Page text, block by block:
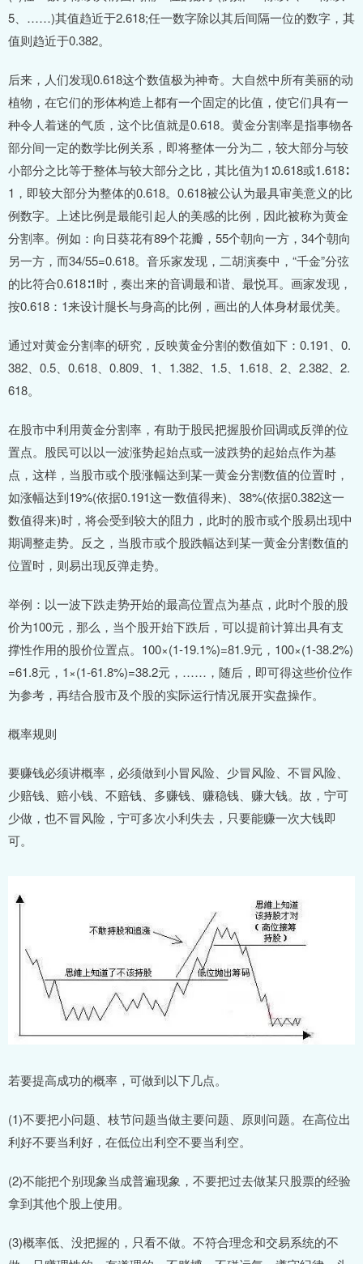
5、……)其值趋近于2.618;任一数字除以其后间隔一位的数字，其
值则趋近于0.382。
后来，人们发现0.618这个数值极为神奇。大自然中所有美丽的动
植物，在它们的形体构造上都有一个固定的比值，使它们具有一
种令人着迷的气质，这个比值就是0.618。黄金分割率是指事物各
部分间一定的数学比例关系，即将整体一分为二，较大部分与较
小部分之比等于整体与较大部分之比，其比值为1∶0.618或1.618∶
1，即较大部分为整体的0.618。0.618被公认为最具审美意义的比
例数字。上述比例是最能引起人的美感的比例，因此被称为黄金
分割率。例如：向日葵花有89个花瓣，55个朝向一方，34个朝向
另一方，而34/55=0.618。音乐家发现，二胡演奏中，“千金”分弦
的比符合0.618∶1时，奏出来的音调最和谐、最悦耳。画家发现，
按0.618：1来设计腿长与身高的比例，画出的人体身材最优美。
通过对黄金分割率的研究，反映黄金分割的数值如下：0.191、0.
382、0.5、0.618、0.809、1、1.382、1.5、1.618、2、2.382、2.
618。
在股市中利用黄金分割率，有助于股民把握股价回调或反弹的位
置点。股民可以以一波涨势起始点或一波跌势的起始点作为基
点，这样，当股市或个股涨幅达到某一黄金分割数值的位置时，
如涨幅达到19%(依据0.191这一数值得来)、38%(依据0.382这一
数值得来)时，将会受到较大的阻力，此时的股市或个股易出现中
期调整走势。反之，当股市或个股跌幅达到某一黄金分割数值的
位置时，则易出现反弹走势。
举例：以一波下跌走势开始的最高位置点为基点，此时个股的股
价为100元，那么，当个股开始下跌后，可以提前计算出具有支
撑性作用的股价位置点。100×(1-19.1%)=81.9元，100×(1-38.2%)
=61.8元，1×(1-61.8%)=38.2元，……，随后，即可得这些价位作
为参考，再结合股市及个股的实际运行情况展开实盘操作。
概率规则
要赚钱必须讲概率，必须做到小冒风险、少冒风险、不冒风险、
少赔钱、赔小钱、不赔钱、多赚钱、赚稳钱、赚大钱。故，宁可
少做，也不冒风险，宁可多次小利失去，只要能赚一次大钱即
可。
若要提高成功的概率，可做到以下几点。
(1)不要把小问题、枝节问题当做主要问题、原则问题。在高位出
利好不要当利好，在低位出利空不要当利空。
(2)不能把个别现象当成普遍现象，不要把过去做某只股票的经验
拿到其他个股上使用。
(3)概率低、没把握的，只看不做。不符合理念和交易系统的不